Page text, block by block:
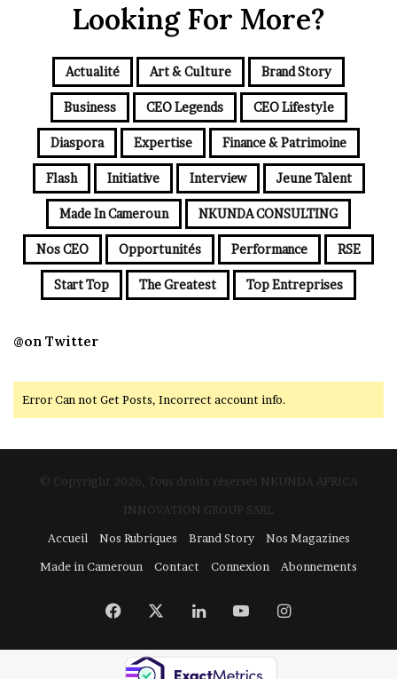
Looking For More?
Actualité Art & Culture Brand Story
Business CEO Legends CEO Lifestyle
Diaspora Expertise Finance & Patrimoine
Flash Initiative Interview Jeune Talent
Made In Cameroun NKUNDA CONSULTING
Nos CEO Opportunités Performance RSE
Start Top The Greatest Top Entreprises
@on Twitter
Error Can not Get Posts, Incorrect account info.
© Copyright 2026, Tous droits réservés NKUNDA AFRICA
INNOVATION GROUP SARL
Accueil
Nos Rubriques Brand Story
Nos Magazines
Made in Cameroun
Contact Connexion Abonnements
Facebook LinkedinYouTubeInstagram